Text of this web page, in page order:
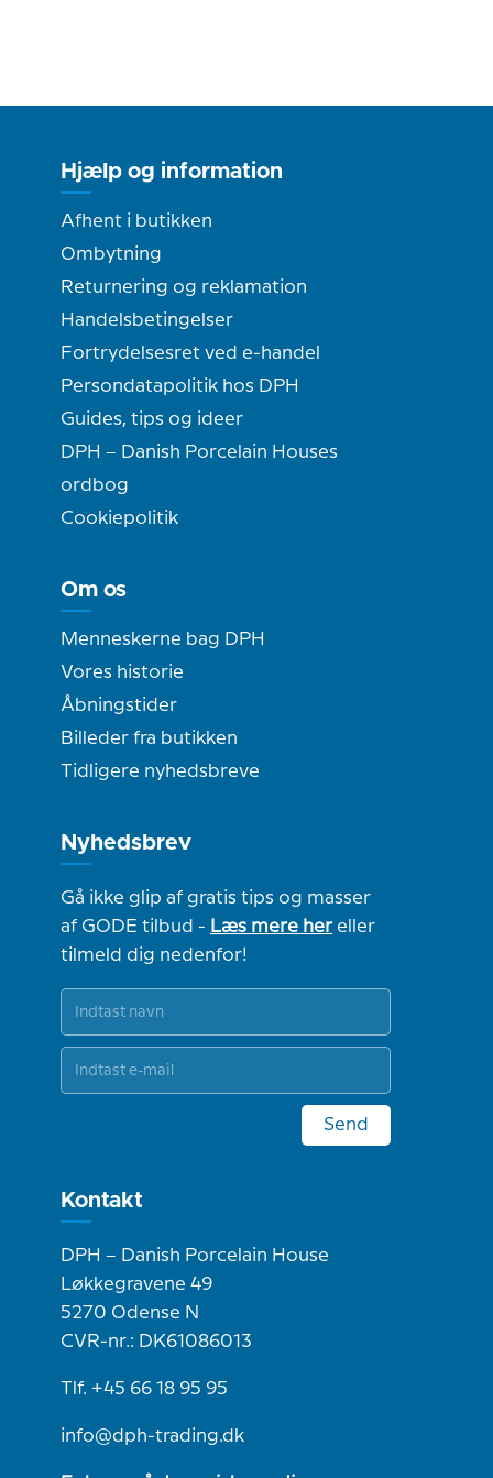
Hjælp og information
Afhent i butikken
Ombytning
Returnering og reklamation
Handelsbetingelser
Fortrydelsesret ved e-handel
Persondatapolitik hos DPH
Guides, tips og ideer
DPH – Danish Porcelain Houses
ordbog
Cookiepolitik
Om os
Menneskerne bag DPH
Vores historie
Åbningstider
Billeder fra butikken
Tidligere nyhedsbreve
Nyhedsbrev
Gå ikke glip af gratis tips og masser
af GODE tilbud - Læs mere hereller
tilmeld dig nedenfor!
Send
Kontakt
DPH – Danish Porcelain House
Løkkegravene 49
5270 Odense N
CVR-nr.: DK61086013
Tlf. +45 66 18 95 95
info@dph-trading.dk